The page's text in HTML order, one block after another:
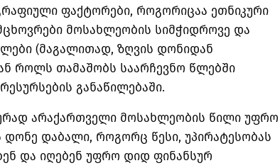
ფაქტორები, როგორიცაა ეთნიკური
მოსახლეობის სიმჭიდროვე და
(მაგალითად, ზღვის დონიდან
როლს თამაშობს საარჩევნო წლებში
განაწილებაში.
არაქართველი მოსახლეობის წილი უფრო
დონე დაბალი, როგორც წესი, უპირატესობას
და იღებენ უფრო დიდ ფინანსურ